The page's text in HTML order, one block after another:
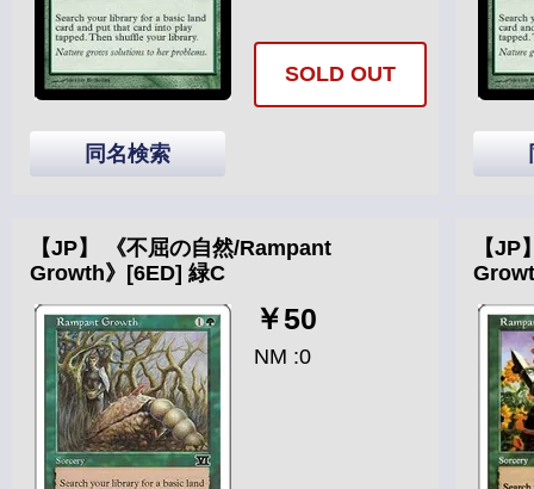
SOLD OUT
同名検索
【JP】 《不屈の自然/Rampant
Growth》[6ED] 緑C
￥50
NM :0
【